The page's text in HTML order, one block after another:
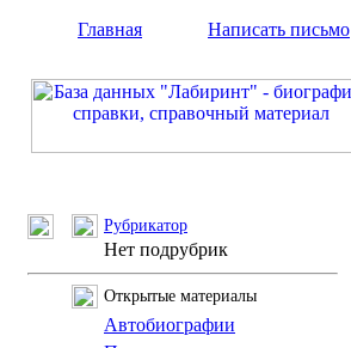
Главная Написать письмо
Рубрикатор
Нет подрубрик
Открытые материалы
Автобиографии